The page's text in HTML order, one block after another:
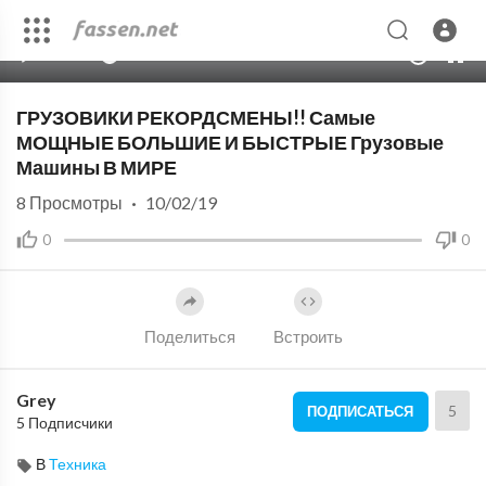
ГРУЗОВИКИ РЕКОРДСМЕНЫ!! Самые
МОЩНЫЕ БОЛЬШИЕ И БЫСТРЫЕ Грузовые
Машины В МИРЕ
0 0
8 Просмотры · 10/02/19
Поделиться Встроить
Grey
5 Подписчики
ПОДПИСАТЬСЯ 5
ВТехника